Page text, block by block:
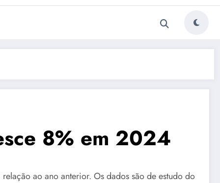
8% em 2024
ao ano anterior. Os dados são de estudo do